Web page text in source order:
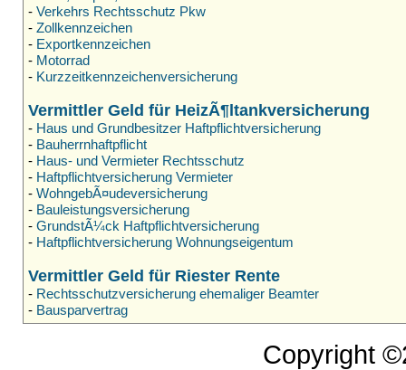
- Verkehrs Rechtsschutz Pkw
- Zollkennzeichen
- Exportkennzeichen
- Motorrad
- Kurzzeitkennzeichenversicherung
Vermittler Geld für HeizÃ¶ltankversicherung
- Haus und Grundbesitzer Haftpflichtversicherung
- Bauherrnhaftpflicht
- Haus- und Vermieter Rechtsschutz
- Haftpflichtversicherung Vermieter
- WohngebÃ¤udeversicherung
- Bauleistungsversicherung
- GrundstÃ¼ck Haftpflichtversicherung
- Haftpflichtversicherung Wohnungseigentum
Vermittler Geld für Riester Rente
- Rechtsschutzversicherung ehemaliger Beamter
- Bausparvertrag
Copyright